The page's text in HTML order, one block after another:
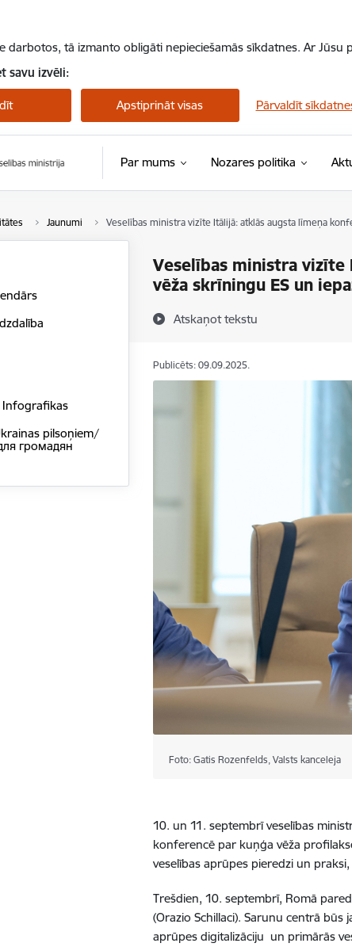
darbotos, tā izmanto obligāti nepieciešamās sīkdatnes. Ar
savu izvēli:
Apstiprināt visas Pārvaldīt
Par mums Nozares politika
Jaunumi Veselības ministra vizīte Itālijā: atklās augsta līmeņa
Veselības ministra
vēža skrīningu ES un
Atskaņot tekstu
Infografikas
pilsoņiem/
громадян
Publicēts: 09.09.2025.
Foto: Gatis Rozenfelds, Valsts kanceleja
10. un 11. septembrī veselības
konferencē par kuņģa vēža
veselības aprūpes pieredzi un
Trešdien, 10. septembrī, Romā
(Orazio Schillaci). Sarunu centrā
aprūpes digitalizāciju un primārās